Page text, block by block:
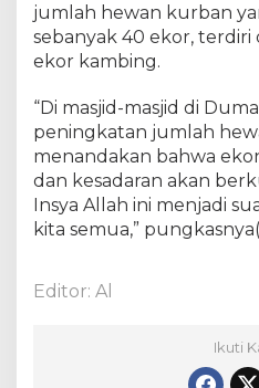
jumlah hewan kurban
sebanyak 40 ekor, terdiri
ekor kambing.
“Di masjid-masjid di
peningkatan jumlah
menandakan bahwa
dan kesadaran akan
Insya Allah ini menjadi
kita semua,”
Editor: Al
Ikuti